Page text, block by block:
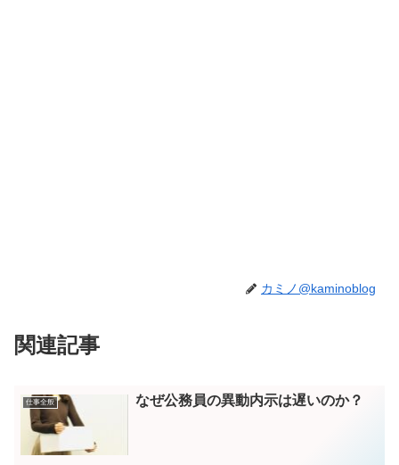
カミノ@kaminoblog
関連記事
仕事全般 なぜ公務員の異動内示は遅いのか？